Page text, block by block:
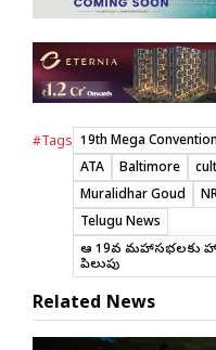
#Tags 19th Mega Convention
ATA
Baltimore
Muralidhar Goud
Telugu News
ఆటా 19వ మహాసభలకు
పిలుపు
Related News